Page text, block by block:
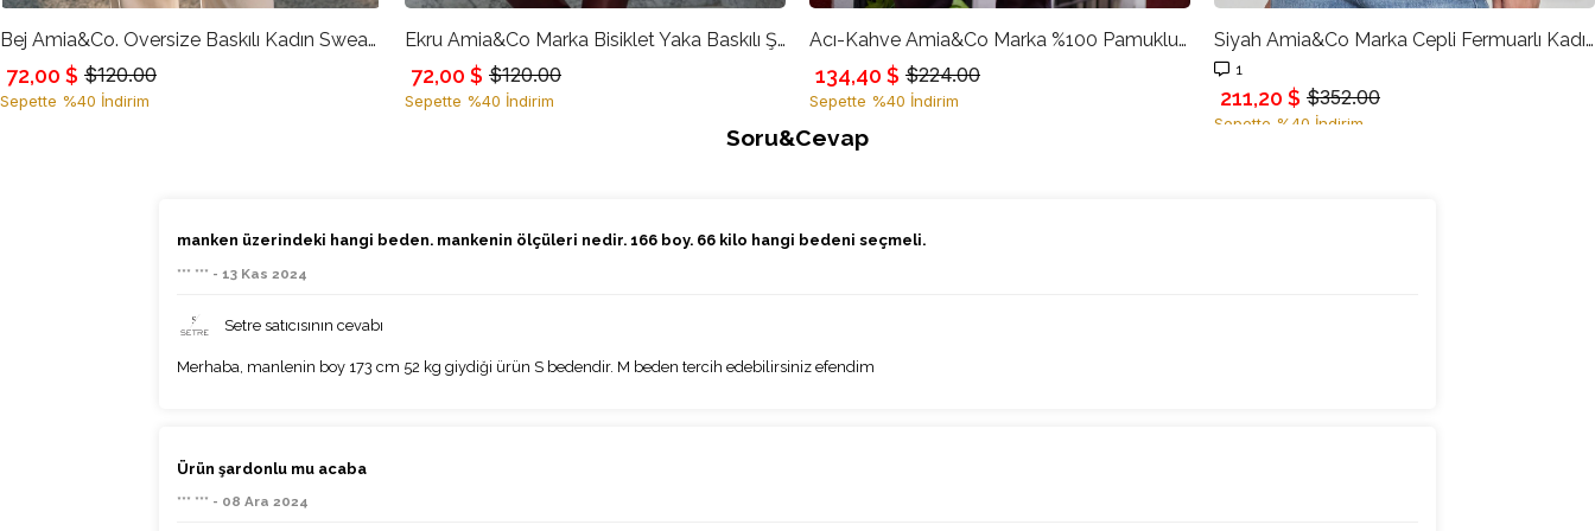
Bej Amia&Co. Oversize Baskılı Kadın Sweatshirt
$120.00
72,00 $
Sepette %40 İndirim
Ekru Amia&Co Marka Bisiklet Yaka Baskılı Şardonlu Oversize Sweatshirt
$120.00
72,00 $
Sepette %40 İndirim
Acı-Kahve Amia&Co Marka %100 Pamuklu Bisiklet Yaka Uzun Kollu Baskı Detaylı Sweatshirt
$224.00
134,40 $
Sepette %40 İndirim
Siyah Amia&Co Marka Cepli Fermuarlı Kadın Sweatshirt
1
$352.00
211,20 $
Sepette %40 İndirim
Soru&Cevap
manken üzerindeki hangi beden. mankenin ölçüleri nedir. 166 boy. 66 kilo hangi bedeni seçmeli.
*** *** - 13 Kas 2024
Setre satıcısının cevabı
Merhaba, manlenin boy 173 cm 52 kg giydiği ürün S bedendir. M beden tercih edebilirsiniz efendim
Ürün şardonlu mu acaba
*** *** - 08 Ara 2024